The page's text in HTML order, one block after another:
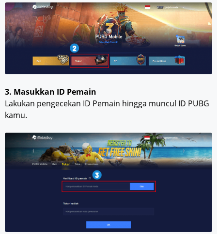
3. Masukkan ID Pemain
Lakukan pengecekan ID Pemain hingga muncul ID PUBG
kamu.